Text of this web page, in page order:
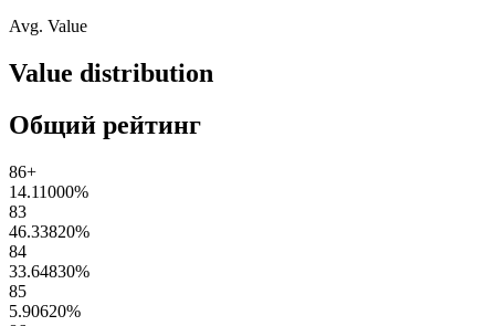
Avg. Value
Value distribution
Общий рейтинг
86+
14.11000%
83
46.33820%
84
33.64830%
85
5.90620%